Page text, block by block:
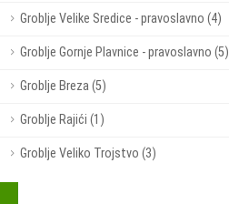
Groblje Velike Sredice - pravoslavno (4)
Groblje Gornje Plavnice - pravoslavno (5)
Groblje Breza (5)
Groblje Rajići (1)
Groblje Veliko Trojstvo (3)